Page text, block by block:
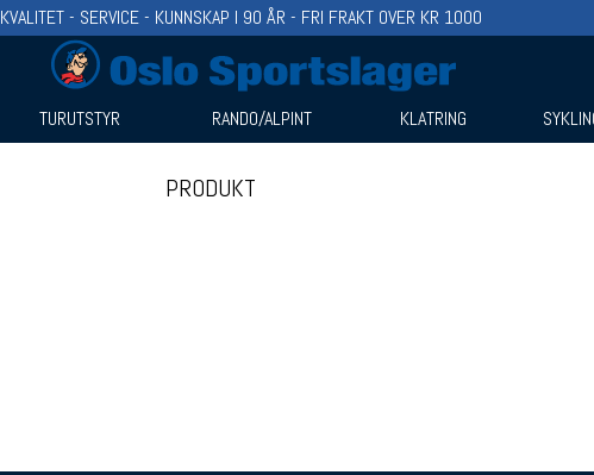
KVALITET - SERVICE - KUNNSKAP I 90 ÅR - FRI FRAKT OVER KR 1000
TURUTSTYR RANDO/ALPINT KLATRING
PRODUKT